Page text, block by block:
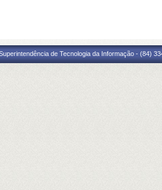
de Tecnologia da Informação - (84)